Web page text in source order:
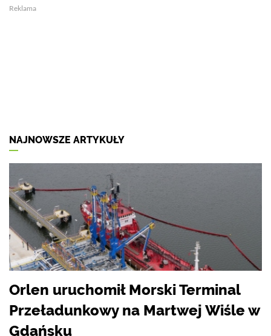
Reklama
NAJNOWSZE ARTYKUŁY
Orlen uruchomił Morski Terminal
Przeładunkowy na Martwej Wiśle w
Gdańsku